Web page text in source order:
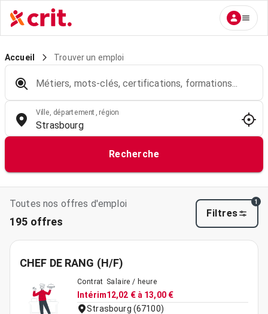
Accueil Trouver un emploi
Métiers, mots-clés, certifications, formations...
Ville, département, région
Recherche
Toutes nos offres d'emploi
195 offres
Filtres
1
CHEF DE RANG (H/F)
Contrat
Intérim
Salaire / heure
12,02 € à 13,00 €
Strasbourg (67100)